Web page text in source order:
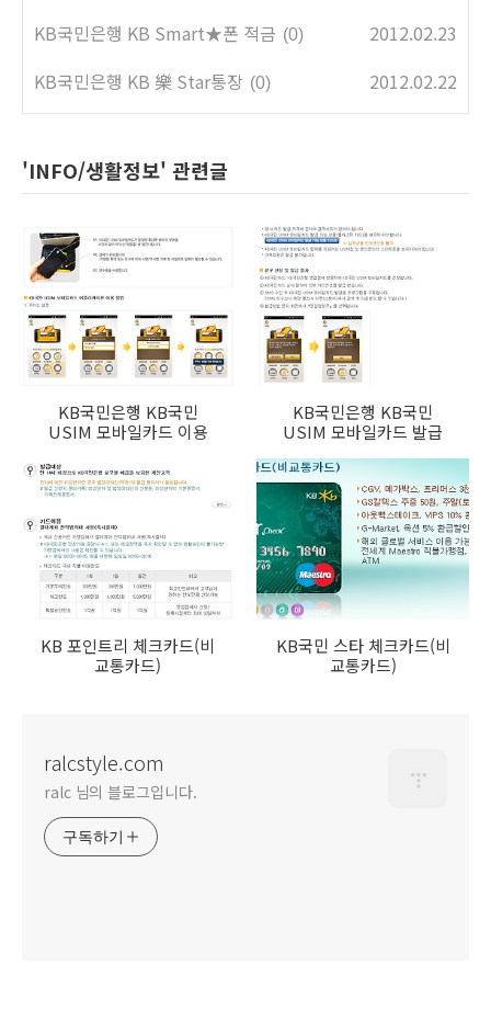
KB국민은행 KB Smart★폰 적금 (0)
2012.02.23
KB국민은행 KB 樂 Star통장 (0) 2012.02.22
'INFO/생활정보' 관련글
KB국민은행 KB국민
USIM 모바일카드 이용
KB국민은행 KB국민
USIM 모바일카드 발급
KB 포인트리 체크카드(비
교통카드)
KB국민 스타 체크카드(비
교통카드)
ralcstyle.com
ralc 님의 블로그입니다.
구독하기